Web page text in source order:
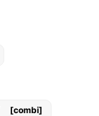
[combi]